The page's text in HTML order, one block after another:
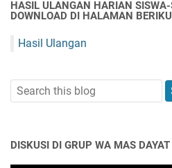
HASIL ULANGAN HARIAN
DOWNLOAD DI HALAMAN
Hasil Ulangan
DISKUSI DI GRUP WA MAS DAYAT